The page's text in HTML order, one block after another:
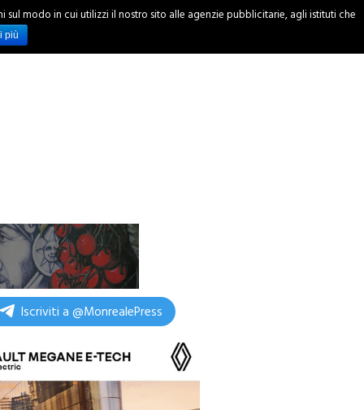
INCHIESTE
Iscriviti a @MonrealePress
modo in cui utilizzi il nostro sito alle agenzie pubblicitarie, agli istituti che
più